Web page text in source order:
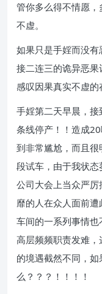
管你多么得不情愿
不虚。
如果只是手婬而没
接二连三的诡异恶果
感叹因果真实不虚的
手婬第二天早晨，
条线停产！！造成
到非常尴尬，而且
段试车，由于我状
公司大会上当众严
靡的人在众人面前
车间的一系列事情
高层频频职责发难
的境遇截然不同，
么？？？！！！！